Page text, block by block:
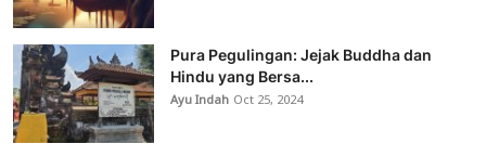
Pura Pegulingan: Jejak Buddha dan
Hindu yang Bersa...
Ayu Indah Oct 25, 2024